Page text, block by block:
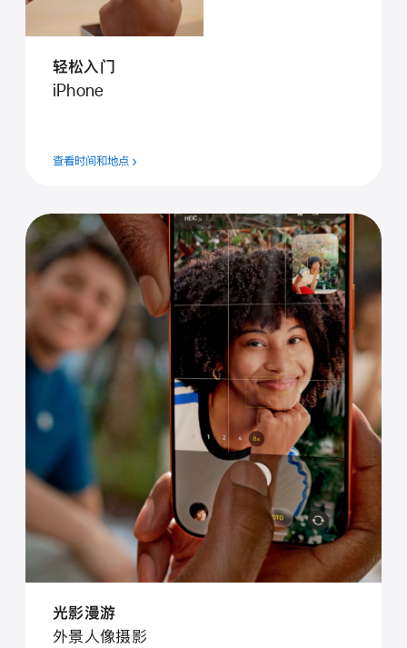
轻松入门
iPhone
查看时间和地点
光⁠影漫⁠游
外⁠景人⁠像摄⁠影